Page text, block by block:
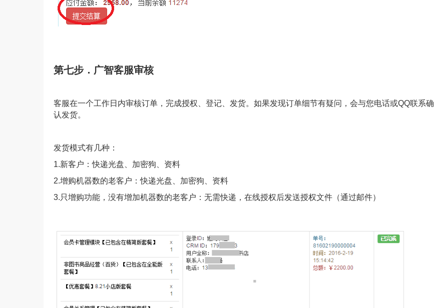
第七步．广智客服审核
客服在一个工作日内审核订单，完成授权、登记、发货。如果发现订单细节有疑问，会与您电话或QQ联系确
认发货。
发货模式有几种：
1.新客户：快递光盘、加密狗、资料
2.增购机器数的老客户：快递光盘、加密狗、资料
3.只增购功能，没有增加机器数的老客户：无需快递，在线授权后发送授权文件（通过邮件）